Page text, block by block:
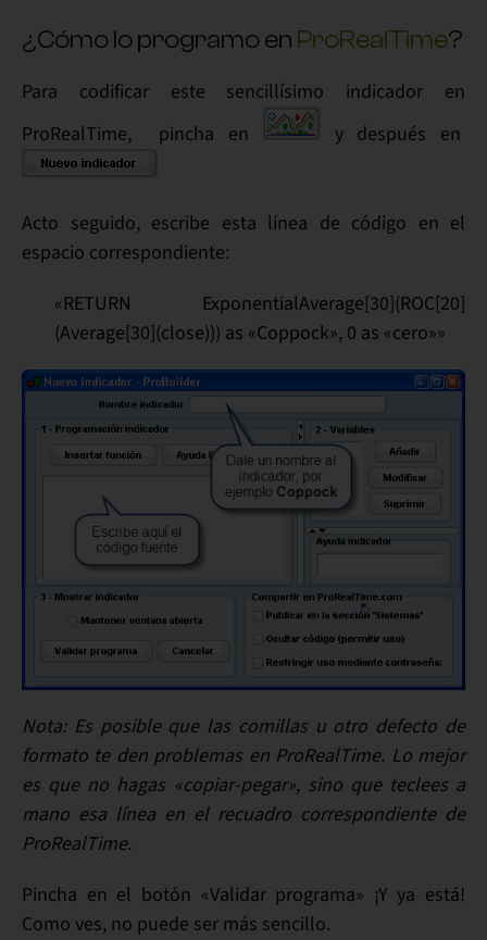
¿Cómo lo programo en ProRealTime?
Para codificar este sencillísimo indicador en
ProRealTime, pincha en y después en
Acto seguido, escribe esta línea de código en el
espacio correspondiente:
«RETURN ExponentialAverage[30](ROC[20]
(Average[30](close))) as «Coppock», 0 as «cero»»
Nota: Es posible que las comillas u otro defecto de
formato te den problemas en ProRealTime. Lo mejor
es que no hagas «copiar-pegar», sino que teclees a
mano esa línea en el recuadro correspondiente de
ProRealTime.
Pincha en el botón «Validar programa» ¡Y ya está!
Como ves, no puede ser más sencillo.